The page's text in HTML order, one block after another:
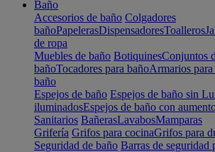
Baño
Accesorios de baño Colgadores
bañoPapelerasDispensadoresToalleros
de ropa
Muebles de baño BotiquinesConjuntos
bañoTocadores para bañoArmarios para
baño
Espejos de baño Espejos de baño sin
iluminadosEspejos de baño con
Sanitarios BañerasLavabosMamparas
Grifería Grifos para cocinaGrifos para
Seguridad de baño Barras de seguridad